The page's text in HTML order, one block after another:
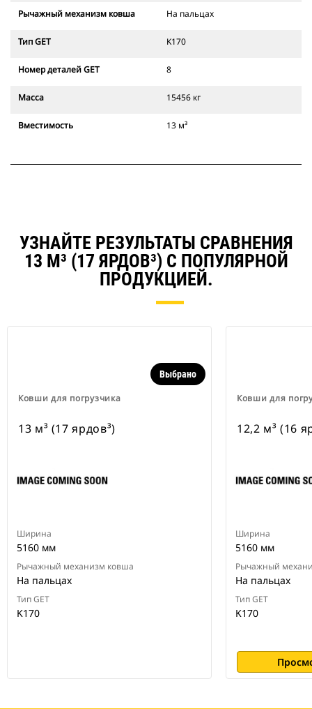
Рычажный механизм ковша На пальцах
Тип GET K170
Номер деталей GET 8
Масса 15456 кг
Вместимость 13 м³
УЗНАЙТЕ РЕЗУЛЬТАТЫ СРАВНЕНИЯ
13 М³ (17 ЯРДОВ³) С ПОПУЛЯРНОЙ
ПРОДУКЦИЕЙ.
Ковши для погрузчика
Выбрано
13 м³ (17 ярдов³)
Ширина
5160 мм
Рычажный механизм ковша
На пальцах
Тип GET
K170
Ковши для
12,2 м³ (16
Ширина
5160 мм
Рычажный
На пальцах
Тип GET
K170